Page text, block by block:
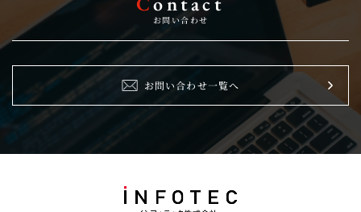
お問い合わせ
お問い合わせ一覧へ